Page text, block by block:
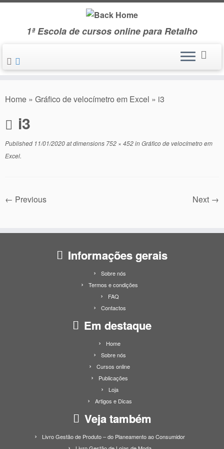
Skip
1ª Escola de cursos online para Retalho
Home » Gráfico de velocímetro em Excel » i3
i3
Published 11/01/2020at dimensions 752 × 452inGráfico de velocímetro em
Excel.
← Previous Next →
Informações gerais
Sobre nós
Termos e condições
FAQ
Contactos
Em destaque
Home
Sobre nós
Cursos online
Publicações
Loja
Artigos e Dicas
Veja também
Livro Gestão de Produto – do Planeamento ao Consumidor